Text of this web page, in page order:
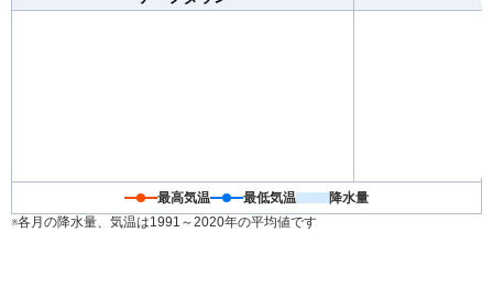
最高気温 最低気温
降水量
※各月の降水量、気温は1991～2020年の平均値です